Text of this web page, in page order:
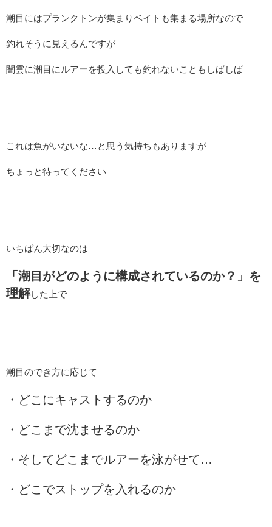
潮目にはプランクトンが集まりベイトも集まる場所なので
釣れそうに見えるんですが
闇雲に潮目にルアーを投入しても釣れないこともしばしば
これは魚がいないな…と思う気持ちもありますが
ちょっと待ってください
いちばん大切なのは
「潮目がどのように構成されているのか？」を
理解した上で
潮目のでき方に応じて
・どこにキャストするのか
・どこまで沈ませるのか
・そしてどこまでルアーを泳がせて…
・どこでストップを入れるのか